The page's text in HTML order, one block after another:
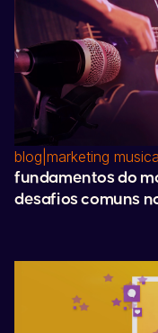
blog marketing
fundamentos do
desafios comuns